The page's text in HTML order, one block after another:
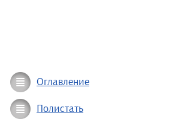
Оглавление
Полистать